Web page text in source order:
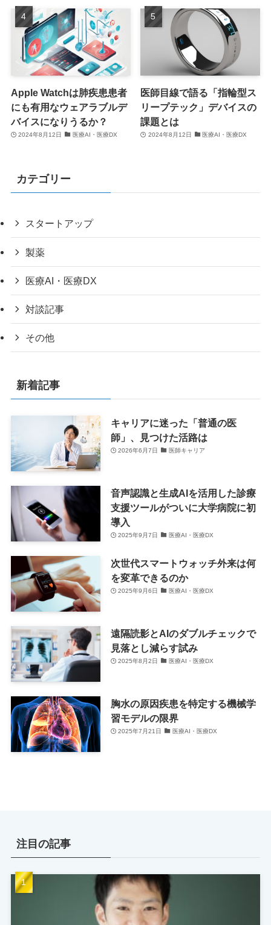
Apple Watchは肺疾患患者
にも有用なウェアラブルデ
バイスになりうるか？
2024年8月12日 医療AI・医療DX
医師目線で語る「指輪型ス
リープテック」デバイスの
課題とは
2024年8月12日 医療AI・医療DX
カテゴリー
スタートアップ
製薬
医療AI・医療DX
対談記事
その他
新着記事
キャリアに迷った「普通の医
師」、見つけた活路は
2026年6月7日 医師キャリア
音声認識と生成AIを活用した診療
支援ツールがついに大学病院に初
導入
2025年9月7日 医療AI・医療DX
次世代スマートウォッチ外来は何
を変革できるのか
2025年9月6日 医療AI・医療DX
遠隔読影とAIのダブルチェックで
見落とし減らす試み
2025年8月2日 医療AI・医療DX
胸水の原因疾患を特定する機械学
習モデルの限界
2025年7月21日 医療AI・医療DX
注目の記事